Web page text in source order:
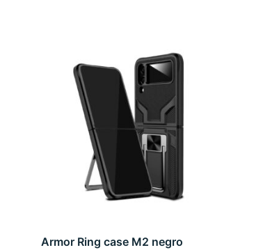
Armor Ring case M2 negro